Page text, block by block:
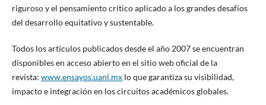
riguroso y el pensamiento crítico aplicado a los grandes desafíos
del desarrollo equitativo y sustentable.
Todos los artículos publicados desde el año 2007 se encuentran
disponibles en acceso abierto en el sitio web oficial de la
revista: www.ensayos.uanl.mxlo que garantiza su visibilidad,
impacto e integración en los circuitos académicos globales.